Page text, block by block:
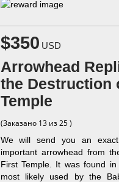
$350 USD
Arrowhead
the Destruction
Temple
(Заказано 13 из 25 )
We will send you an
important arrowhead from
First Temple. It was found
most likely used by the